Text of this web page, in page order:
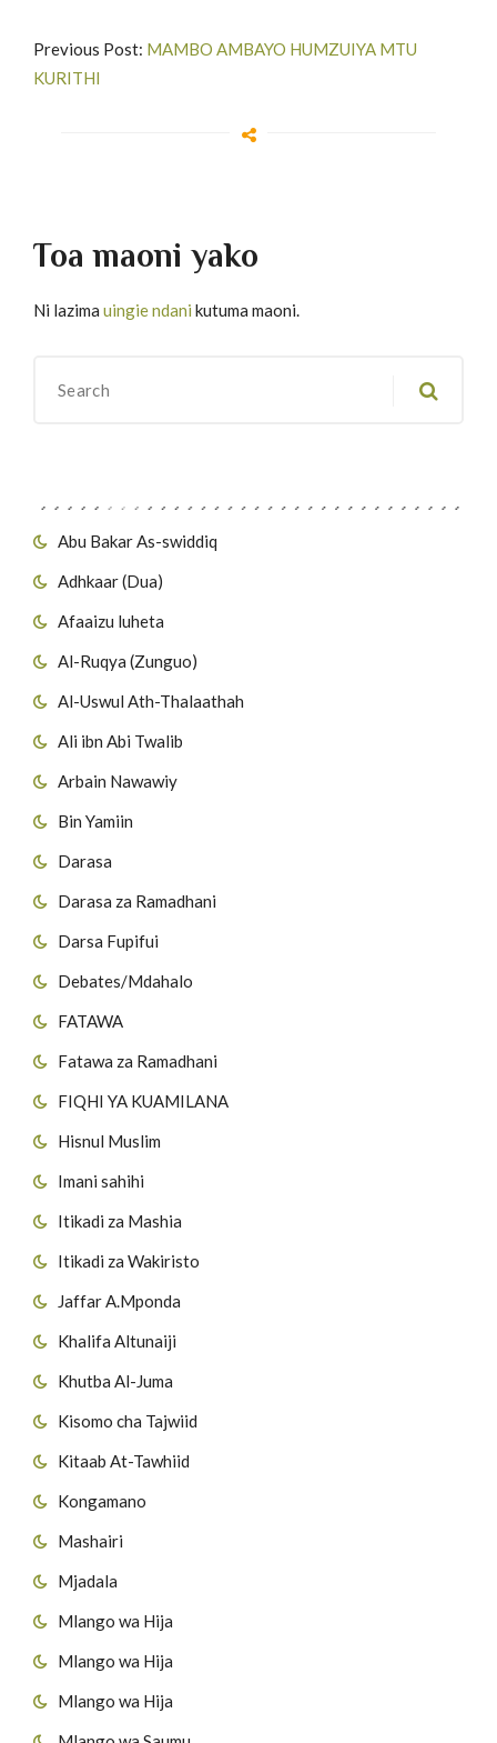
Abu Bakar As-swiddiq
Adhkaar (Dua)
Afaaizu luheta
Al-Ruqya (Zunguo)
Al-Uswul Ath-Thalaathah
Ali ibn Abi Twalib
Arbain Nawawiy
Bin Yamiin
Darasa
Darasa za Ramadhani
Darsa Fupifui
Debates/Mdahalo
FATAWA
Fatawa za Ramadhani
FIQHI YA KUAMILANA
Hisnul Muslim
Imani sahihi
Itikadi za Mashia
Itikadi za Wakiristo
Jaffar A.Mponda
Khalifa Altunaiji
Khutba Al-Juma
Kisomo cha Tajwiid
Kitaab At-Tawhiid
Kongamano
Mashairi
Mjadala
Mlango wa Hija
Mlango wa Hija
Mlango wa Hija
Previous Post: MAMBO AMBAYO HUMZUIYA MTU
KURITHI
Toa maoni yako
Ni lazima uingie ndani kutuma maoni.